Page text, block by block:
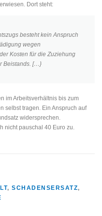
Dort steht:
besteht kein Anspruch
wegen
Kosten für die Zuziehung
Beistands. […}
im Arbeitsverhältnis bis zum
selbst tragen. Ein Anspruch auf
widersprechen.
nicht pauschal 40 Euro zu.
, SCHADENSERSATZ,